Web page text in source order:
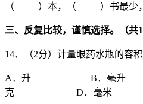
（ ）本，（ ）书最少
三、反复比较，谨慎选择。（共
14．（2分）计量眼药水瓶的容
A．升 B．毫
克 D．毫米